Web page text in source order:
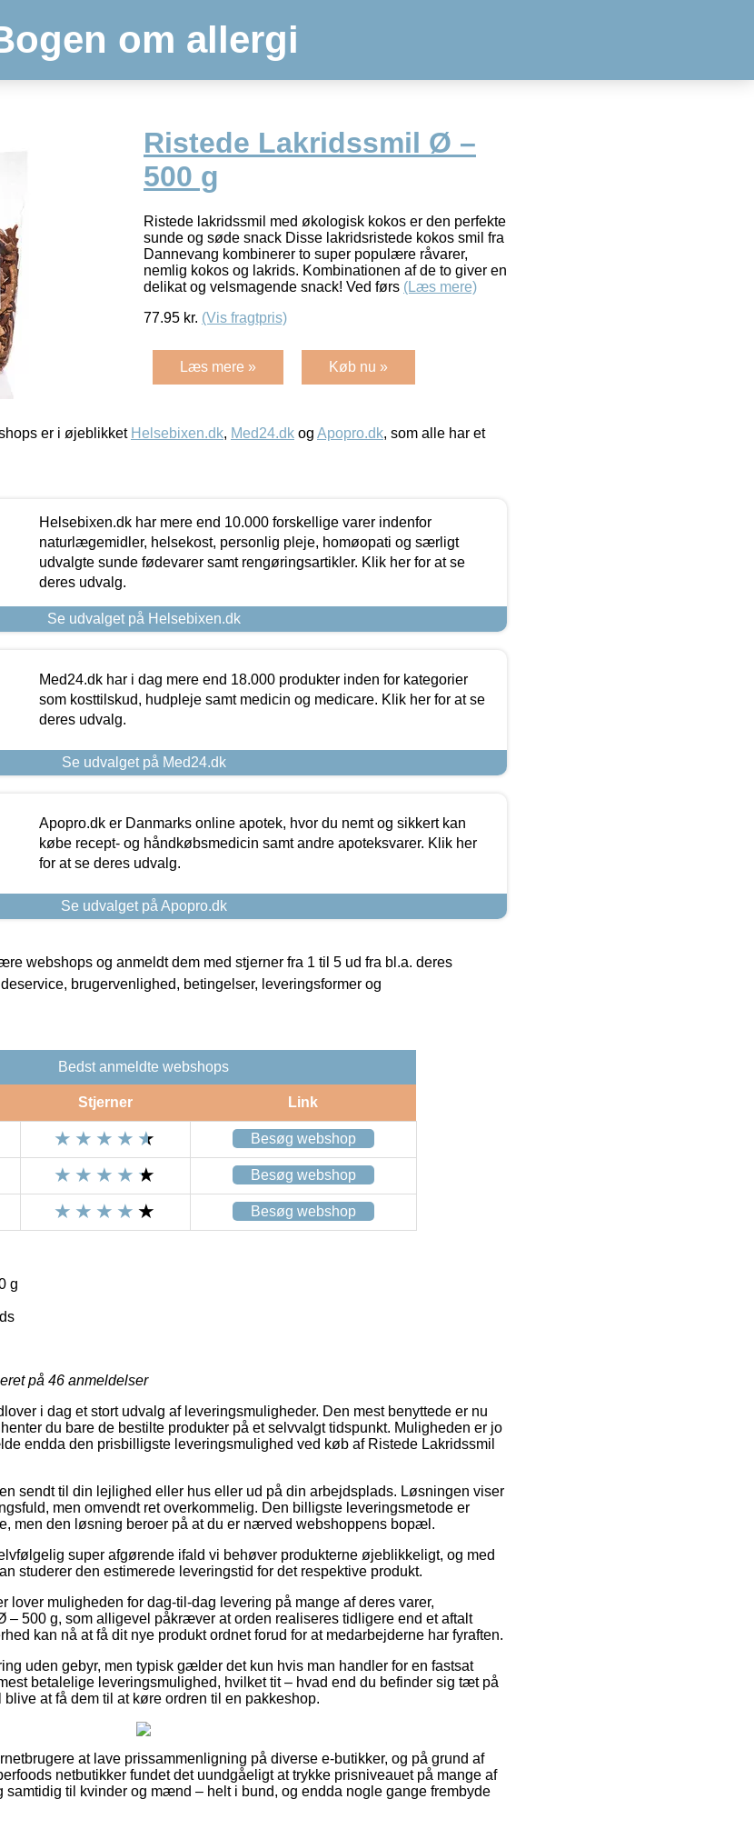
om allergi
Ristede Lakridssmil Ø –
500 g
Ristede lakridssmil med økologisk kokos er den perfekte
sunde og søde snack Disse lakridsristede kokos smil fra
Dannevang kombinerer to super populære råvarer,
nemlig kokos og lakrids. Kombinationen af de to giver en
delikat og velsmagende snack! Ved førs (Læs mere)
77.95 kr. (Vis fragtpris)
Læs mere » Køb nu »
er i øjeblikket Helsebixen.dk, Med24.dk og Apopro.dk, som alle har et
Helsebixen.dk har mere end 10.000 forskellige varer indenfor
naturlægemidler, helsekost, personlig pleje, homøopati og særligt
udvalgte sunde fødevarer samt rengøringsartikler. Klik her for at se
deres udvalg.
Se udvalget på Helsebixen.dk
Med24.dk har i dag mere end 18.000 produkter inden for kategorier
som kosttilskud, hudpleje samt medicin og medicare. Klik her for at se
deres udvalg.
Se udvalget på Med24.dk
Apopro.dk er Danmarks online apotek, hvor du nemt og sikkert kan
købe recept- og håndkøbsmedicin samt andre apoteksvarer. Klik her
for at se deres udvalg.
Se udvalget på Apopro.dk
webshops og anmeldt dem med stjerner fra 1 til 5 ud fra bl.a. deres
brugervenlighed, betingelser, leveringsformer og
Bedst anmeldte webshops
Stjerner Link
Besøg webshop
Besøg webshop
Besøg webshop
g
på 46 anmeldelser
i dag et stort udvalg af leveringsmuligheder. Den mest benyttede er nu
du bare de bestilte produkter på et selvvalgt tidspunkt. Muligheden er jo
endda den prisbilligste leveringsmulighed ved køb af Ristede Lakridssmil
sendt til din lejlighed eller hus eller ud på din arbejdsplads. Løsningen viser
men omvendt ret overkommelig. Den billigste leveringsmetode er
men den løsning beroer på at du er nærved webshoppens bopæl.
super afgørende ifald vi behøver produkterne øjeblikkeligt, og med
studerer den estimerede leveringstid for det respektive produkt.
lover muligheden for dag-til-dag levering på mange af deres varer,
– 500 g, som alligevel påkræver at orden realiseres tidligere end et aftalt
kan nå at få dit nye produkt ordnet forud for at medarbejderne har fyraften.
uden gebyr, men typisk gælder det kun hvis man handler for en fastsat
betalelige leveringsmulighed, hvilket tit – hvad end du befinder sig tæt på
at få dem til at køre ordren til en pakkeshop.
at lave prissammenligning på diverse e-butikker, og på grund af
netbutikker fundet det uundgåeligt at trykke prisniveauet på mange af
samtidig til kvinder og mænd – helt i bund, og endda nogle gange frembyde